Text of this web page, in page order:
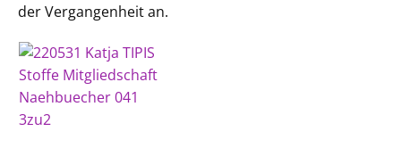
der Vergangenheit an.